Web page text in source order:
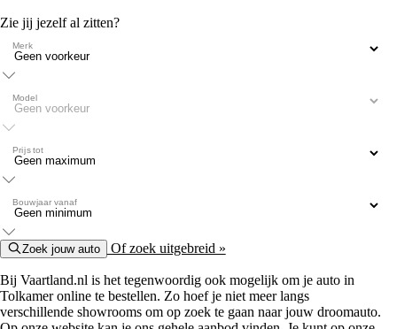
Zie jij jezelf al zitten?
Merk
Model
Prijs tot
Bouwjaar vanaf
Zoek jouw auto Of zoek uitgebreid »
Bij Vaartland.nl is het tegenwoordig ook mogelijk om je auto in
Tolkamer online te bestellen. Zo hoef je niet meer langs
verschillende showrooms om op zoek te gaan naar jouw droomauto.